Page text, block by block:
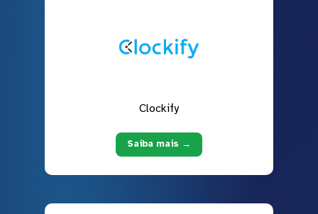
Clockify
Saiba mais →